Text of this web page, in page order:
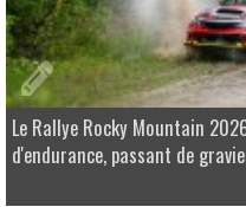
Le Rallye Rocky Mountain
d'endurance, passant de